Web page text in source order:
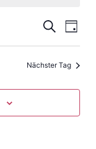
Suche
und
SucheTag
Nächster Tag